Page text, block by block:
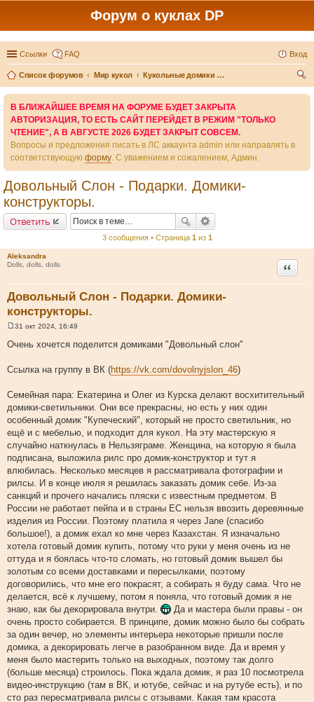
Форум о куклах DP
Ссылки FAQ Вход
Список форумов Мир кукол
Кукольные домики 1/12 и коллекционная миниатюра
В БЛИЖАЙШЕЕ ВРЕМЯ НА ФОРУМЕ БУДЕТ ЗАКРЫТА
АВТОРИЗАЦИЯ, ТО ЕСТЬ САЙТ ПЕРЕЙДЕТ В РЕЖИМ "ТОЛЬКО
ЧТЕНИЕ", А В АВГУСТЕ 2026 БУДЕТ ЗАКРЫТ СОВСЕМ.
Вопросы и предложения писать в ЛС аккаунта admin или направлять в
соответствующую форму. С уважением и сожалением, Админ.
Довольный Слон - Подарки. Домики-
конструкторы.
Ответить
3 сообщения • Страница 1 из 1
Aleksandra
Dolls, dolls, dolls
Довольный Слон - Подарки. Домики-
конструкторы.
Цитата
о
е
е
31 окт 2024, 16:49
Очень хочется поделится домиками "Довольный слон"
Ссылка на группу в ВК (https://vk.com/dovolnyjslon_46)
Семейная пара: Екатерина и Олег из Курска делают восхитительный
домики-светильники. Они все прекрасны, но есть у них один
особенный домик "Купеческий", который не просто светильник, но
ещё и с мебелью, и подходит для кукол. На эту мастерскую я
случайно наткнулась в Нельзяграме. Женщина, на которую я была
подписана, выложила рилс про домик-конструктор и тут я
влюбилась. Несколько месяцев я рассматривала фотографии и
рилсы. И в конце июля я решилась заказать домик себе. Из-за
санкций и прочего начались пляски с известным предметом. В
России не работает пейпа и в страны ЕС нельзя ввозить деревянные
изделия из России. Поэтому платила я через Jane (спасибо
большое!), а домик ехал ко мне через Казахстан. Я изначально
хотела готовый домик купить, потому что руки у меня очень из не
оттуда и я боялась что-то сломать, но готовый домик вышел бы
золотым со всеми доставками и пересылками, поэтому
договорились, что мне его покрасят, а собирать я буду сама. Что не
делается, всё к лучшему, потом я поняла, что готовый домик я не
знаю, как бы декорировала внутри.
Да и мастера были правы - он
очень просто собирается. В принципе, домик можно было бы собрать
за один вечер, но элементы интерьера некоторые пришли после
домика, а декорировать легче в разобранном виде. Да и время у
меня было мастерить только на выходных, поэтому так долго
(больше месяца) строилось. Пока ждала домик, я раз 10 посмотрела
видео-инструкцию (там в ВК, и ютубе, сейчас и на рутубе есть), и по
сто раз пересматривала рилсы с отзывами. Какая там красота